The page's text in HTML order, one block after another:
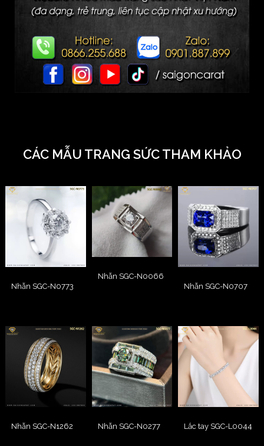
CÁC MẪU TRANG SỨC THAM KHẢO
Nhẫn SGC-N0773
Nhẫn SGC-N0066
Nhẫn SGC-N0707
Nhẫn SGC-N1262 Nhẫn SGC-N0277 Lắc tay SGC-L0044